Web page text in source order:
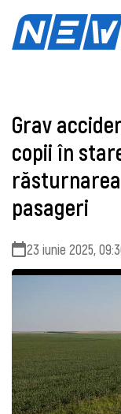
Grav
copii în
pasageri
23 iunie 2025,